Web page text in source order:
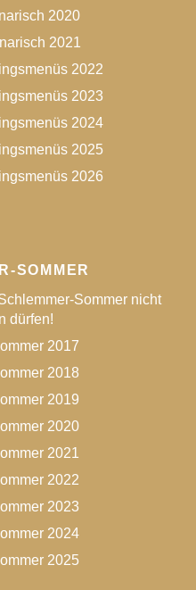
2020
2021
2022
2023
2024
2025
2026
SOMMER
Sommer nicht
dürfen!
2017
2018
2019
2020
2021
2022
2023
2024
2025